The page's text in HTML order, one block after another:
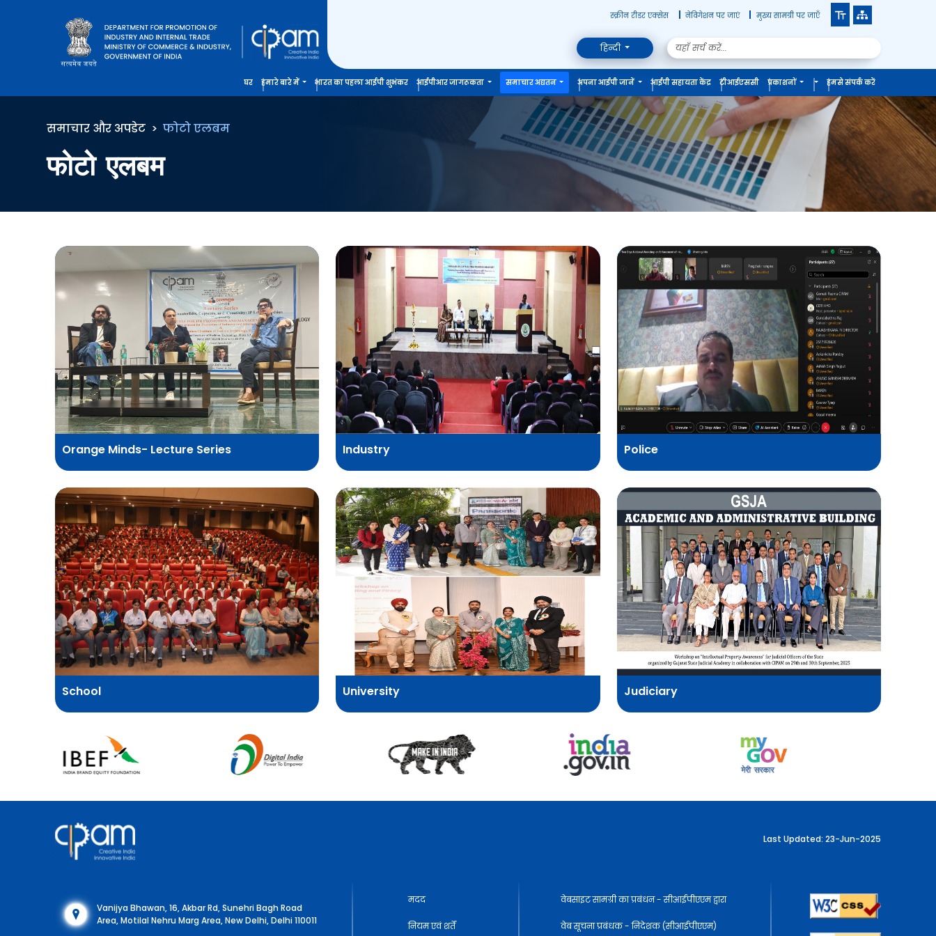
स्क्रीन रीडर एक्सेस नेविगेशन पर जाएं मुख्य सामग्री पर जाएँ
हिन्दी
घर हमारे बारे में भारत का पहला आईपी शुभंकर आईपीआर जागरूकता समाचार अद्यतन अपना आईपी जानें आईपी सहायता केंद्र टीआईएससी प्रकाशनों हमसे संपर्क करें
समाचार और अपडेट फोटो एलबम
फोटो एलबम
Orange Minds- Lecture Series Industry Police
School University Judiciary
Last Updated: 23-Jun-2025
Vanijya Bhawan, 16, Akbar Rd, Sunehri Bagh Road
Area, Motilal Nehru Marg Area, New Delhi, Delhi 110011
मदद
नियम एवं शर्तें
वेबसाइट सामग्री का प्रबंधन - सीआईपीएएम द्वारा
वेब सूचना प्रबंधक - निदेशक (सीआईपीएएम)